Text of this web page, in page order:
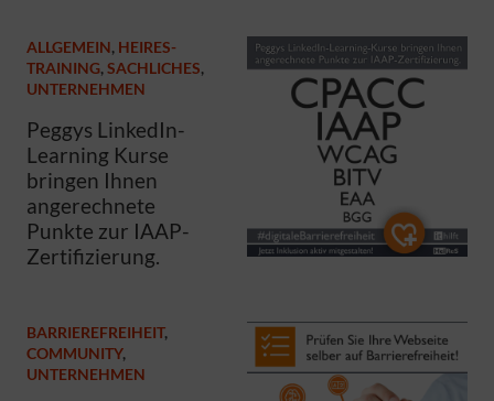
ALLGEMEIN, HEIRES-
TRAINING, SACHLICHES,
UNTERNEHMEN
Peggys LinkedIn-
Learning Kurse
bringen Ihnen
angerechnete
Punkte zur IAAP-
Zertifizierung.
BARRIEREFREIHEIT,
COMMUNITY,
UNTERNEHMEN